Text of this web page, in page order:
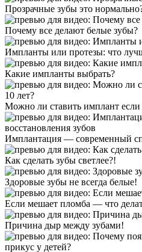
Прозрачные зубы это
Почему все делают белые зубы?
Импланты или протезы: что
Какие импланты выбрать?
Можно ли ставить имплант если
Имплантация — современный
Как сделать зубы светлее?!
Здоровые зубы не всегда белые!
Если мешает пломба — что
Причина дыр между зубами!